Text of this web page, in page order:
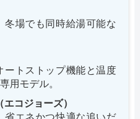
冬場でも同時給湯可能な
ートストップ機能と温度
用モデル。
コジョーズ）